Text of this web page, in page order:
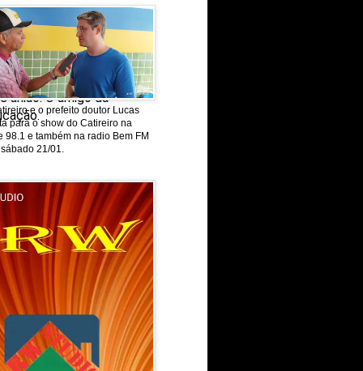
união. O amigo da
e o prefeito doutor Lucas
para o show do Catireiro na
98.1 e também na radio Bem FM
21/01.